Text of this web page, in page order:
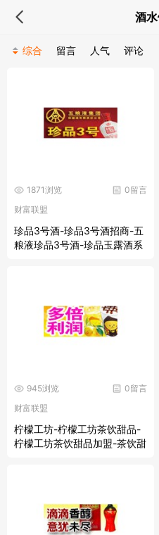
酒
综合 留言 人气 评论
0留言
1871浏览
财富联盟
珍品3号酒-珍品3号酒招商-五
粮液珍品3号酒-珍品玉露酒系
0留言
945浏览
财富联盟
柠檬工坊-柠檬工坊茶饮甜品-
柠檬工坊茶饮甜品加盟-茶饮甜